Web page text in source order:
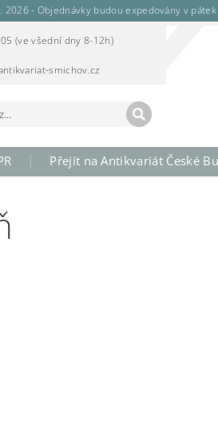
2026 - Objednávky budou expedovány v
(ve všední dny 8-12h)
smichov.cz
Přejít na Antikvariát České